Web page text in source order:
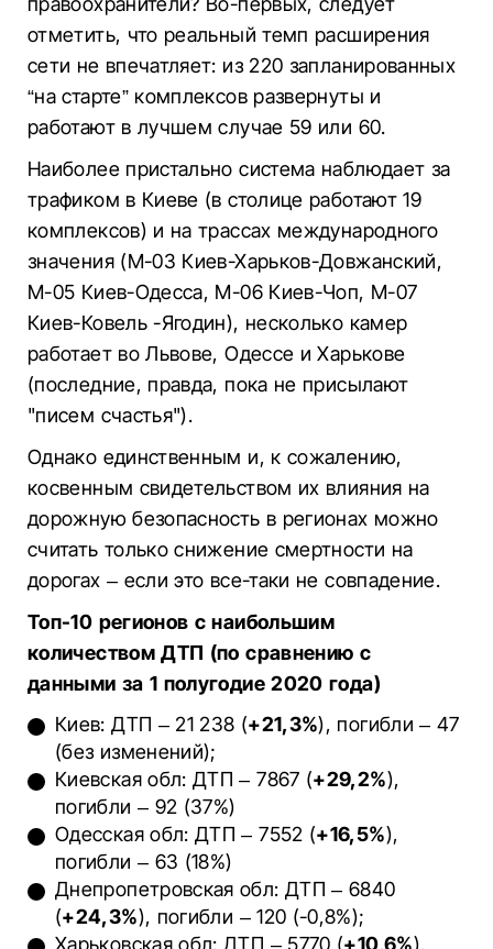
отметить, что реальный темп расширения
сети не впечатляет: из 220 запланированных
“на старте” комплексов развернуты и
работают в лучшем случае 59 или 60.
Наиболее пристально система наблюдает за
трафиком в Киеве (в столице работают 19
комплексов) и на трассах международного
значения (М-03 Киев-Харьков-Довжанский,
М-05 Киев-Одесса, М-06 Киев-Чоп, М-07
Киев-Ковель -Ягодин), несколько камер
работает во Львове, Одессе и Харькове
(последние, правда, пока не присылают
"писем счастья").
Однако единственным и, к сожалению,
косвенным свидетельством их влияния на
дорожную безопасность в регионах можно
считать только снижение смертности на
дорогах – если это все-таки не совпадение.
Топ-10 регионов с наибольшим
количеством ДТП (по сравнению с
данными за 1 полугодие 2020 года)
Киев: ДТП – 21 238 (+21,3%), погибли – 47
(без изменений);
Киевская обл: ДТП – 7867 (+29,2%),
погибли – 92 (37%)
Одесская обл: ДТП – 7552 (+16,5%),
погибли – 63 (18%)
Днепропетровская обл: ДТП – 6840
(+24,3%), погибли – 120 (-0,8%);
Харьковская обл: ДТП – 5770 (+10,6%),